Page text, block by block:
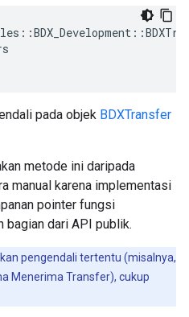
pada objek BDXTransfer
metode ini daripada
manual karena implementasi
pointer fungsi
bagian dari API publik.
pengendali tertentu (misalnya,
Menerima Transfer), cukup